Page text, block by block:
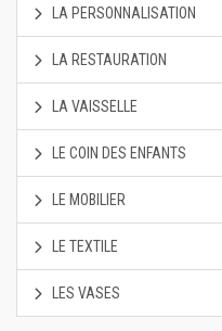
LA PERSONNALISATION
LA RESTAURATION
LA VAISSELLE
LE COIN DES ENFANTS
LE MOBILIER
LE TEXTILE
LES VASES